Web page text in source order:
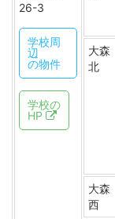
26-3
学校周
辺
の物件
学校の
HP
大森
北
大森
西